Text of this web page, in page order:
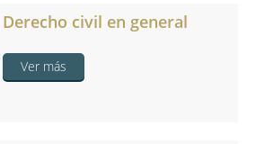
Derecho civil en general
Ver más